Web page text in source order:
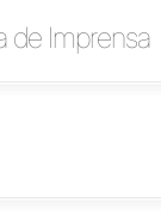
de Imprensa